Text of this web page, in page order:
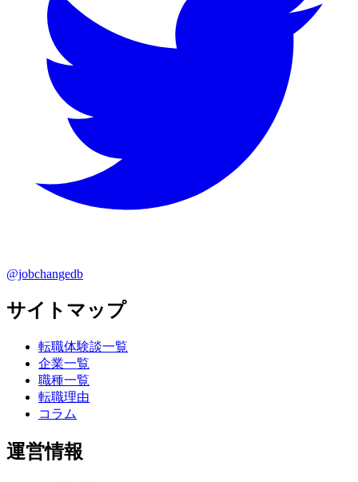
@jobchangedb
サイトマップ
転職体験談一覧
企業一覧
職種一覧
転職理由
コラム
運営情報